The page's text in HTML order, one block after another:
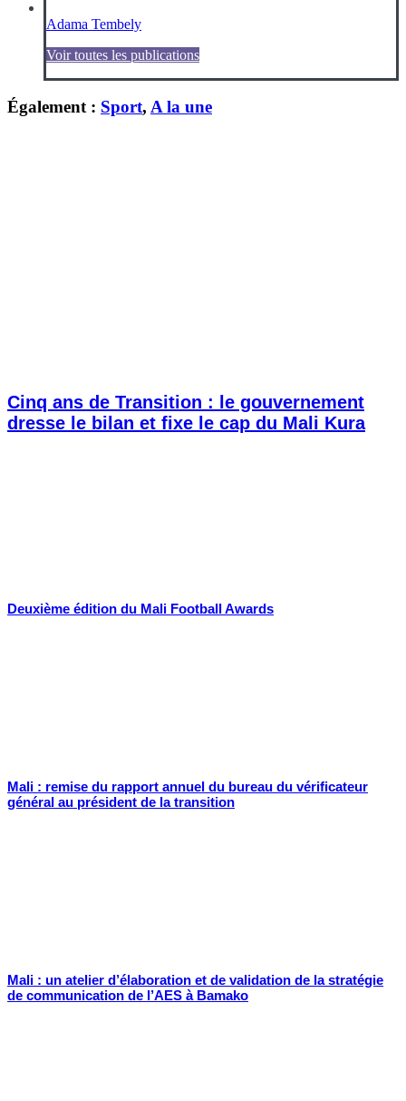
Adama Tembely
Voir toutes les publications
Également : Sport, A la une
Cinq ans de Transition : le gouvernement
dresse le bilan et fixe le cap du Mali Kura
Deuxième édition du Mali Football Awards
Mali : remise du rapport annuel du bureau du vérificateur
général au président de la transition
Mali : un atelier d’élaboration et de validation de la stratégie
de communication de l’AES à Bamako